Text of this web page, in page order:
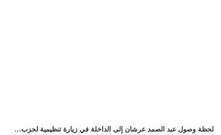
لحظة وصول عبد الصمد عرشان إلى الداخلة في زيارة تنظيمية لحزب…